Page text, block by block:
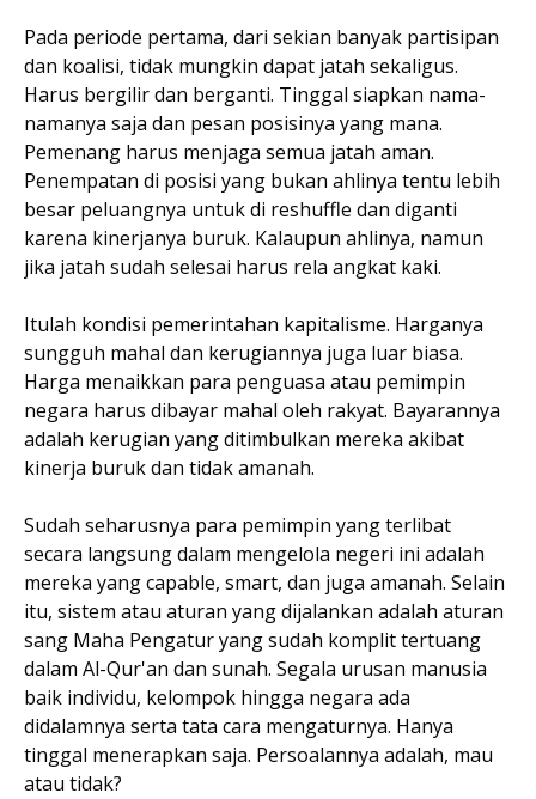
Pada periode pertama, dari sekian banyak partisipan
dan koalisi, tidak mungkin dapat jatah sekaligus.
Harus bergilir dan berganti. Tinggal siapkan nama-
namanya saja dan pesan posisinya yang mana.
Pemenang harus menjaga semua jatah aman.
Penempatan di posisi yang bukan ahlinya tentu lebih
besar peluangnya untuk di reshuffle dan diganti
karena kinerjanya buruk. Kalaupun ahlinya, namun
jika jatah sudah selesai harus rela angkat kaki.
Itulah kondisi pemerintahan kapitalisme. Harganya
sungguh mahal dan kerugiannya juga luar biasa.
Harga menaikkan para penguasa atau pemimpin
negara harus dibayar mahal oleh rakyat. Bayarannya
adalah kerugian yang ditimbulkan mereka akibat
kinerja buruk dan tidak amanah.
Sudah seharusnya para pemimpin yang terlibat
secara langsung dalam mengelola negeri ini adalah
mereka yang capable, smart, dan juga amanah. Selain
itu, sistem atau aturan yang dijalankan adalah aturan
sang Maha Pengatur yang sudah komplit tertuang
dalam Al-Qur'an dan sunah. Segala urusan manusia
baik individu, kelompok hingga negara ada
didalamnya serta tata cara mengaturnya. Hanya
tinggal menerapkan saja. Persoalannya adalah, mau
atau tidak?